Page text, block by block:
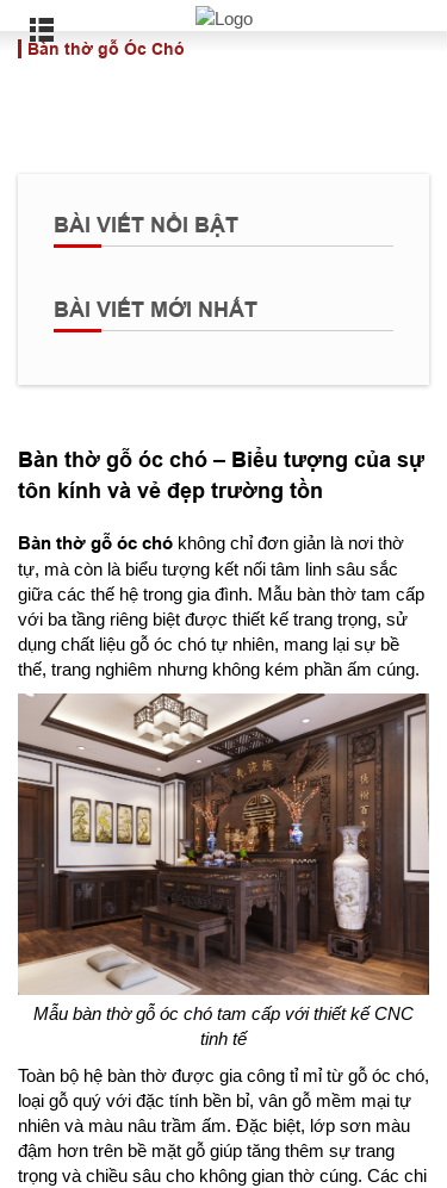
Bàn thờ gỗ Óc Chó
BÀI VIẾT NỔI BẬT
BÀI VIẾT MỚI NHẤT
Bàn thờ gỗ óc chó – Biểu tượng của sự
tôn kính và vẻ đẹp trường tồn
Bàn thờ gỗ óc chó không chỉ đơn giản là nơi thờ
tự, mà còn là biểu tượng kết nối tâm linh sâu sắc
giữa các thế hệ trong gia đình. Mẫu bàn thờ tam cấp
với ba tầng riêng biệt được thiết kế trang trọng, sử
dụng chất liệu gỗ óc chó tự nhiên, mang lại sự bề
thế, trang nghiêm nhưng không kém phần ấm cúng.
Mẫu bàn thờ gỗ óc chó tam cấp với thiết kế CNC
tinh tế
Toàn bộ hệ bàn thờ được gia công tỉ mỉ từ gỗ óc chó,
loại gỗ quý với đặc tính bền bỉ, vân gỗ mềm mại tự
nhiên và màu nâu trầm ấm. Đặc biệt, lớp sơn màu
đậm hơn trên bề mặt gỗ giúp tăng thêm sự trang
trọng và chiều sâu cho không gian thờ cúng. Các chi